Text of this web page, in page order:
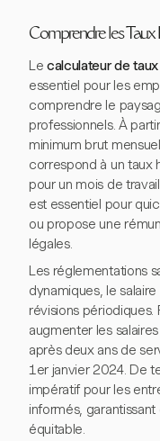
Comprendre les Taux
Lecalculateur de
essentiel pour les
comprendre le
professionnels. À
minimum brut
correspond à un taux
pour un mois de
est essentiel pour
ou propose une
légales.
Les réglementations
dynamiques, le
révisions
augmenter les
après deux ans de
1er janvier 2024. De
impératif pour les
informés,
équitable.